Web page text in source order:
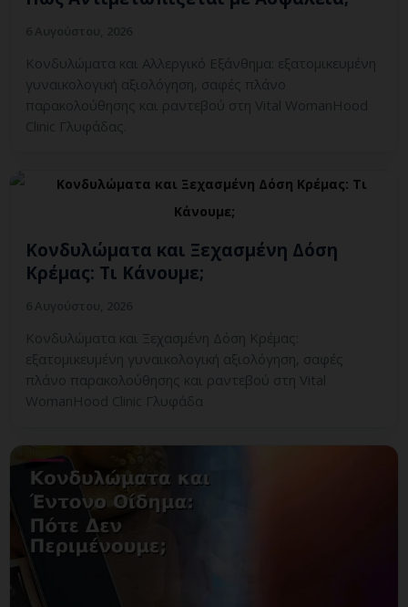
Κονδυλώματα και Αλλεργικό Εξάνθημα: εξατομικευμένη
γυναικολογική αξιολόγηση, σαφές πλάνο
παρακολούθησης και ραντεβού στη Vital WomanHood
Clinic Γλυφάδας.
Κονδυλώματα και Ξεχασμένη Δόση
Κρέμας: Τι Κάνουμε;
Κονδυλώματα και Ξεχασμένη Δόση Κρέμας:
εξατομικευμένη γυναικολογική αξιολόγηση, σαφές
πλάνο παρακολούθησης και ραντεβού στη Vital
WomanHood Clinic Γλυφάδα